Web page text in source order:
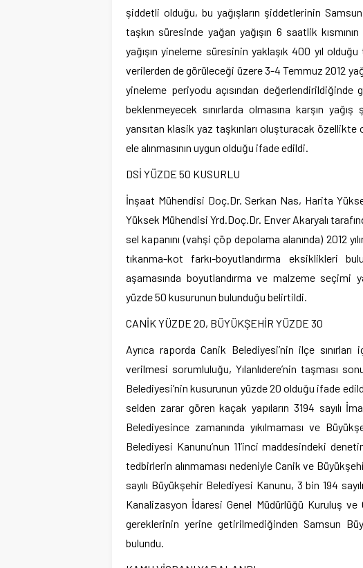
şiddetli olduğu, bu yağışların şiddetlerinin
taşkın süresinde yağan yağışın 6 saatlik
yağışın yineleme süresinin yaklaşık 400 yıl
verilerden de görüleceği üzere 3-4 Temmuz 2012
yineleme periyodu açısından değerlendirildiğinde
beklenmeyecek sınırlarda olmasına karşın
yansıtan klasik yaz taşkınları oluşturacak
ele alınmasının uygun olduğu ifade edildi.
DSİ YÜZDE 50 KUSURLU
İnşaat Mühendisi Doç.Dr. Serkan Nas, Harita
Yüksek Mühendisi Yrd.Doç.Dr. Enver Akaryalı
sel kapanını (vahşi çöp depolama alanında) 2012
tıkanma-kot farkı-boyutlandırma eksiklikleri
aşamasında boyutlandırma ve malzeme seçimi
yüzde 50 kusurunun bulunduğu belirtildi.
CANİK YÜZDE 20, BÜYÜKŞEHİR YÜZDE 30
Ayrıca raporda Canik Belediyesi’nin ilçe
verilmesi sorumluluğu, Yılanlıdere’nin taşması
Belediyesi’nin kusurunun yüzde 20 olduğu ifade
selden zarar gören kaçak yapıların 3194 sayılı
Belediyesince zamanında yıkılmaması ve
Belediyesi Kanunu’nun 11’inci maddesindeki
tedbirlerin alınmaması nedeniyle Canik ve
sayılı Büyükşehir Belediyesi Kanunu, 3 bin 194
Kanalizasyon İdaresi Genel Müdürlüğü Kuruluş
gereklerinin yerine getirilmediğinden Samsun
bulundu.